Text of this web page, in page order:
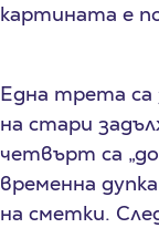
картината е
Една трета са
на стари
четвърт са
временна
на сметки.